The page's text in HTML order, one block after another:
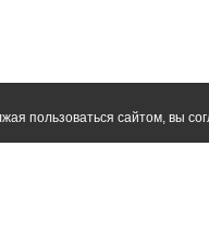
пользоваться сайтом, вы